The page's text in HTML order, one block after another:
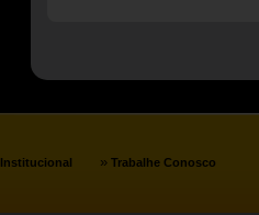
Institucional » Trabalhe Conosco